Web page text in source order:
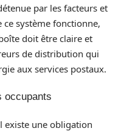
par les facteurs et
ce système fonctionne,
doit être claire et
de distribution qui
aux services postaux.
occupants
existe une obligation